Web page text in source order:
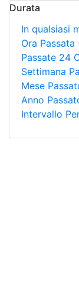
Durata
In qualsiasi
Ora Passata
Passate 24
Settimana
Mese
Anno
Intervallo